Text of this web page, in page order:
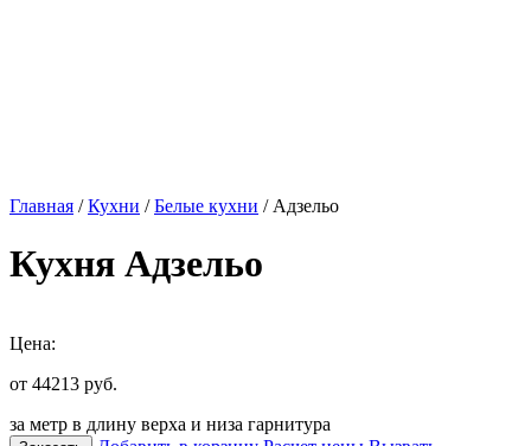
Главная /Кухни /Белые кухни / Адзельо
Кухня Адзельо
Цена:
от 44213 руб.
за метр в длину верха и низа гарнитура